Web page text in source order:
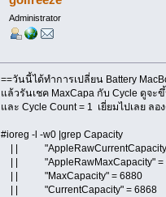
Administrator
==วันนี้ได้ทำการเปลี่ยน Battery
แล้วรันเชค MaxCapa กับ Cycle ดูจะ
และ Cycle Count = 1 เยี่ยมไปเลย ล
#ioreg -l -w0 |grep Capacity
| |
| | "AppleRawMaxCapacity" =
| | "MaxCapacity" = 6880
| | "CurrentCapacity" = 6868